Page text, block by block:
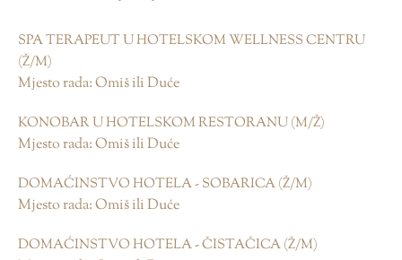
SPA TERAPEUT U HOTELSKOM WELLNESS CENTRU
(Ž/M)
Mjesto rada: Omiš ili Duće
KONOBAR U HOTELSKOM RESTORANU (M/Ž)
Mjesto rada: Omiš ili Duće
DOMAĆINSTVO HOTELA - SOBARICA (Ž/M)
Mjesto rada: Omiš ili Duće
DOMAĆINSTVO HOTELA - ČISTAČICA (Ž/M)